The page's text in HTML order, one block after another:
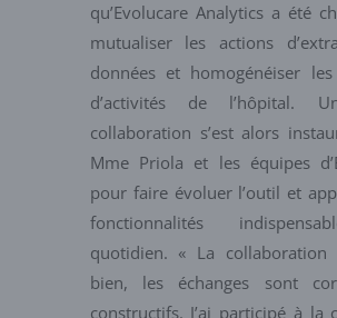
qu’Evolucare Analytics a été
mutualiser les actions
données et homogénéiser
d’activités de l’hôpital.
collaboration s’est alors
Mme Priola et les équipes
pour faire évoluer l’outil et
fonctionnalités
quotidien. « La collaboration
bien, les échanges sont
constructifs. J’ai participé à la